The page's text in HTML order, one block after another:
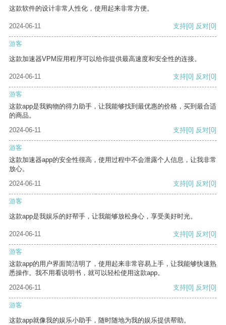
这款软件的设计非常人性化，使用起来非常方便。
2024-06-11 支持[0] 反对[0]
游客
这款加速器VPM应用程序可以给你提供最高速度和安全性的连接。
2024-06-11 支持[0] 反对[0]
游客
这款app是我购物的得力助手，让我能够找到最优惠的价格，买到最合适
的商品。
2024-06-11
支持[0] 反对[0]
游客
这款加速器app的安全性很高，使用过程中不会泄露个人信息，让我非常
放心。
2024-06-11
支持[0] 反对[0]
游客
这款app是我娱乐的好帮手，让我能够放松身心，享受美好时光。
2024-06-11 支持[0] 反对[0]
游客
这款app的用户界面简洁明了，使用起来非常容易上手，让我能够快速熟
悉操作。我不用看说明书，就可以轻松使用这款app。
2024-06-11
支持[0] 反对[0]
游客
这款app就像我的娱乐小助手，随时随地为我的娱乐提供帮助。